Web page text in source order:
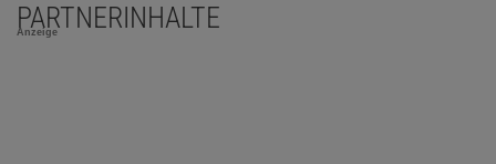
PARTNERINHALTE
Anzeige